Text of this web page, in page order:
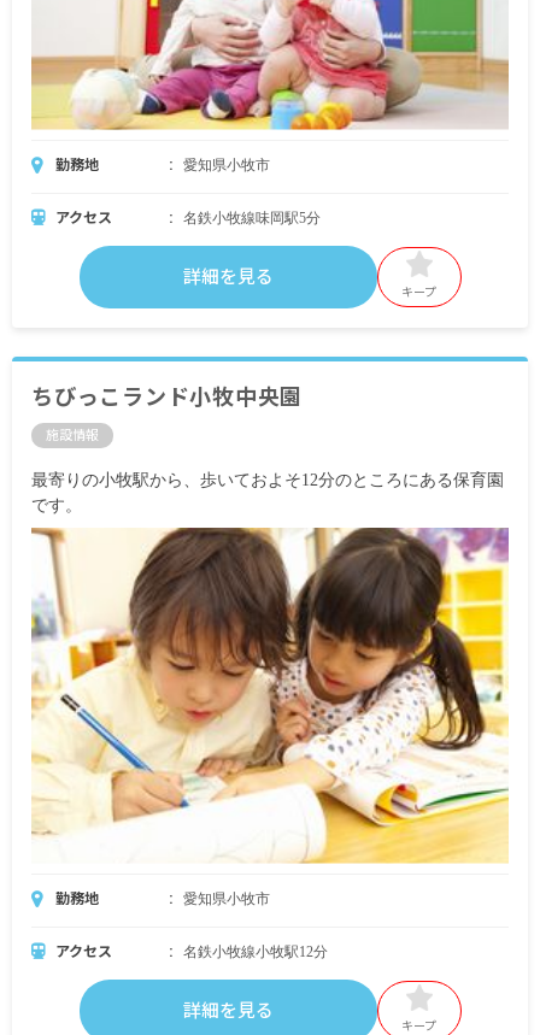
勤務地 愛知県小牧市
アクセス 名鉄小牧線味岡駅5分
詳細を見る
キープ
ちびっこランド小牧中央園
施設情報
最寄りの小牧駅から、歩いておよそ12分のところにある保育園
です。
勤務地 愛知県小牧市
アクセス 名鉄小牧線小牧駅12分
詳細を見る
キープ